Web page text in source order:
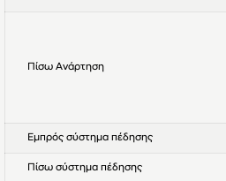
Πίσω Ανάρτηση
Εμπρός σύστημα πέδησης
Πίσω σύστημα πέδησης